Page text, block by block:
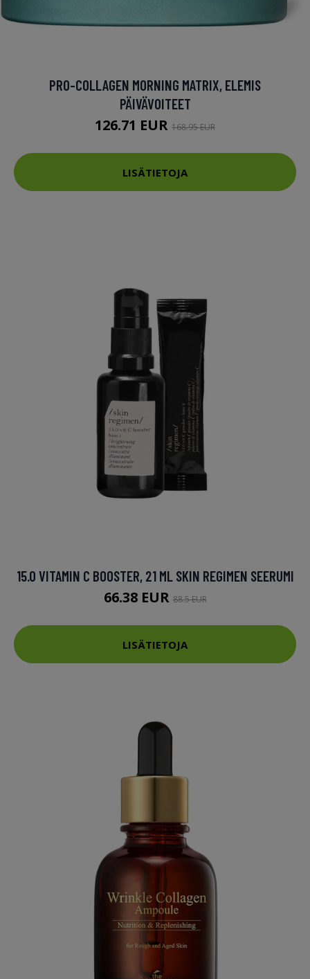
PRO-COLLAGEN MORNING MATRIX, ELEMIS
PÄIVÄVOITEET
126.71 EUR 168.95 EUR
LISÄTIETOJA
15.0 VITAMIN C BOOSTER, 21 ML SKIN REGIMEN SEERUMI
66.38 EUR88.5 EUR
LISÄTIETOJA